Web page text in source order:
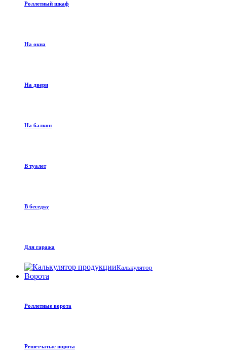
Роллетный шкаф
На окна
На двери
На балкон
В туалет
В беседку
Для гаража
Калькулятор
Ворота
Роллетные ворота
Решетчатые ворота